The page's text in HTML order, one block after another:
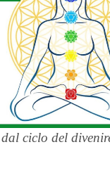
ciclo del